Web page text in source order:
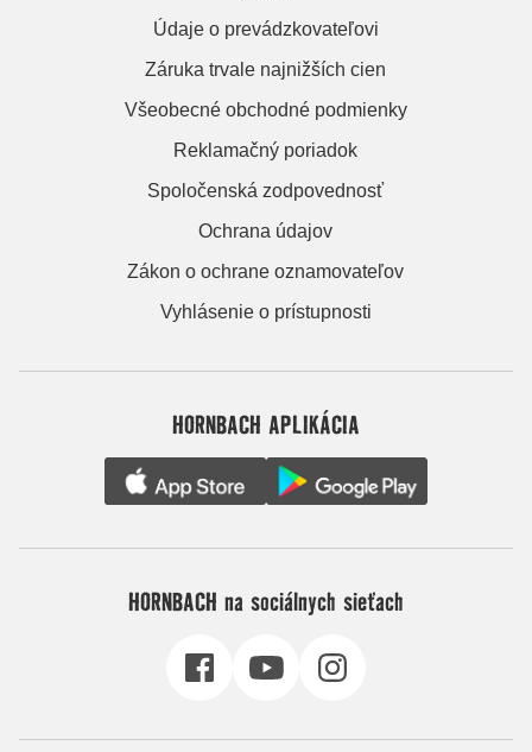
Údaje o prevádzkovateľovi
Záruka trvale najnižších cien
Všeobecné obchodné podmienky
Reklamačný poriadok
Spoločenská zodpovednosť
Ochrana údajov
Zákon o ochrane oznamovateľov
Vyhlásenie o prístupnosti
HORNBACH APLIKÁCIA
HORNBACH na sociálnych sieťach